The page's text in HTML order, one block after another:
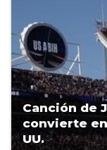
Canción de
convierte
UU.